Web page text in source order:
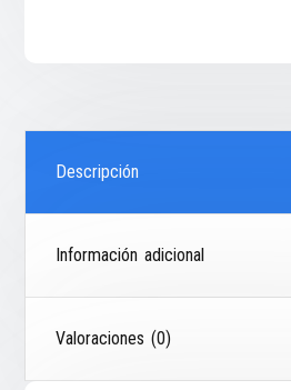
Descripción
Información adicional
Valoraciones (0)